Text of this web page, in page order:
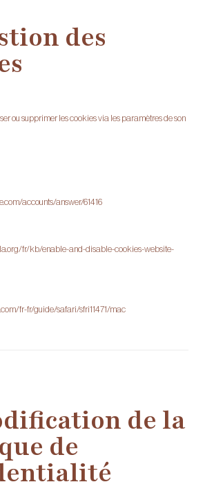
des
ou supprimer les cookies via les paramètres de son
accounts/answer/61416
fr/kb/enable-and-disable-cookies-website-
fr-fr/guide/safari/sfri11471/mac
de la
de